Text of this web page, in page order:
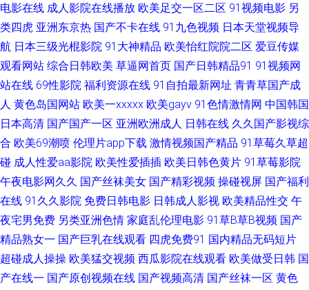
码中文网 AV男人网光在线 黄色三级片网址 青青操在线 午夜三级网站 91老司
机色色 超碰天天干天天操 九一视频免费观看 伪娘互操 91se白浆 99豆花日本
视频 黄射网站91 欧美福利网站 人妻玖玖 日本蜜桃综合网 天天干在线激情
1024国产毛片 白嫩玉足足交 福利网av 韩国三级视频网站 91极品探花 豆花
入口官网 国产在线骚货群p 欧美成人TV 日本色色图 91蜜桃麻豆 成人天蚕91
国产精品官网 欧美大肥婆p 人人摸人人爱 91青娱乐首页 成人黄色电影网址
另类伊人vv 欧美涩涩视频 婷婷五月天亚洲 91视频导航 大香蕉AV网 久久蜜芽
电影在线 成人影院在线播放 欧美足交一区二区 91视频电影 另
类四虎 亚洲东京热 国产不卡在线 91九色视频 日本天堂视频导
航 日本三级光棍影院 91大神精品 欧美怡红院院二区 爱豆传媒
观看网站 综合日韩欧美 草逼网首页 国产日韩精品91 91视频网
站在线 69性影院 福利资源在线 91自拍最新网址 青青草国产成
人 黄色岛国网站 欧美一xxxxx 欧美gayv 91色情激情网 中国韩国
日本高清 国产国产一区 亚洲欧洲成人 日韩在线 久久国产影视综
合 欧美69潮喷 伦理片app下载 激情视频国产精品 91草莓久草超
碰 成人性爱aa影院 欧美性爱插插 欧美日韩色黄片 91草莓影院
午夜电影网久久 国产丝袜美女 国产精彩视频 操碰视屏 国产福利
在线 91久久影院 免费日韩电影 日韩成人影视 欧美精品性交 午
夜宅男免费 另类亚洲色情 家庭乱伦理电影 91草B草B视频 国产
精品熟女一 国产巨乳在线观看 四虎免费91 国内精品无码短片
超碰成人操操 欧美猛交视频 西瓜影院在线观看 欧美做受日韩 国
产在线一 国产原创视频在线 国产视频高清 国产丝袜一区 黄色